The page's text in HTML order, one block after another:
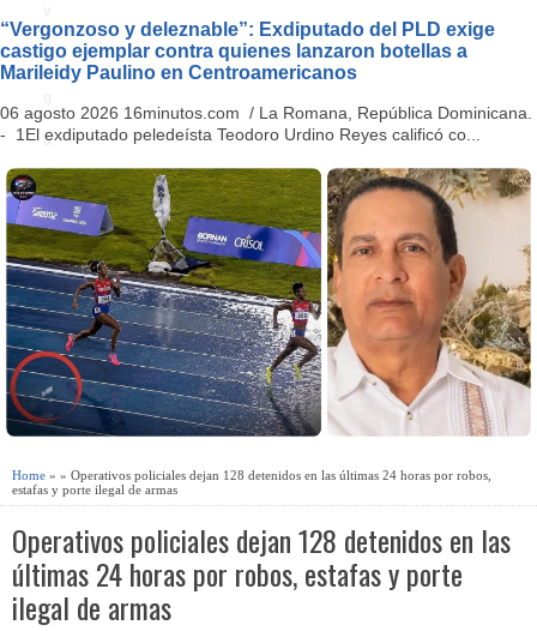
i
a
ti
o
n
“Vergonzoso y deleznable”: Exdiputado del PLD exige
castigo ejemplar contra quienes lanzaron botellas a
Marileidy Paulino en Centroamericanos
06 agosto 2026 16minutos.com / La Romana, República Dominicana.
- 1El exdiputado peledeísta Teodoro Urdino Reyes calificó co...
Home » » Operativos policiales dejan 128 detenidos en las últimas 24 horas por robos,
estafas y porte ilegal de armas
Operativos policiales dejan 128 detenidos en las
últimas 24 horas por robos, estafas y porte
ilegal de armas